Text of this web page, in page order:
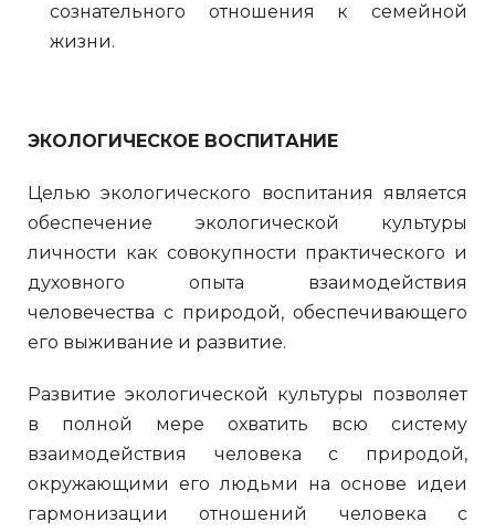
сознательного отношения к семейной
жизни.
ЭКОЛОГИЧЕСКОЕ ВОСПИТАНИЕ
Целью экологического воспитания является
обеспечение экологической культуры
личности как совокупности практического и
духовного опыта взаимодействия
человечества с природой, обеспечивающего
его выживание и развитие.
Развитие экологической культуры позволяет
в полной мере охватить всю систему
взаимодействия человека с природой,
окружающими его людьми на основе идеи
гармонизации отношений человека с